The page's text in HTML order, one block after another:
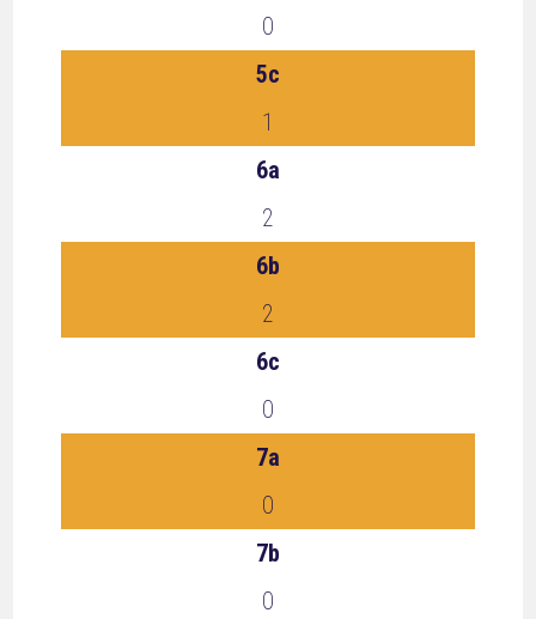
0
5c
1
6a
2
6b
2
6c
0
7a
0
7b
0